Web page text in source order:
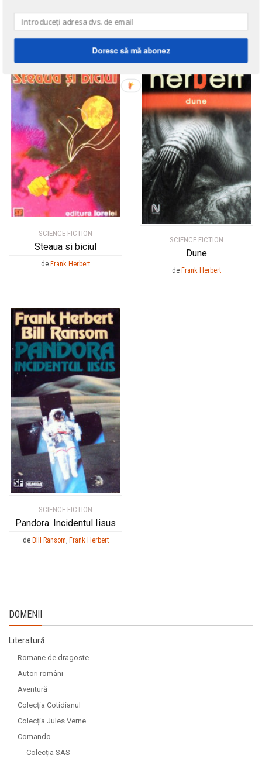
SCIENCE FICTION
Steaua si biciul
de Frank Herbert
SCIENCE FICTION
Dune
de Frank Herbert
SCIENCE FICTION
Pandora. Incidentul Iisus
de Bill Ransom Frank Herbert
DOMENII
Literatură
Romane de dragoste
Autori români
Aventură
Colecția Cotidianul
Colecția Jules Verne
Comando
Colecția SAS
Doresc să mă abonez